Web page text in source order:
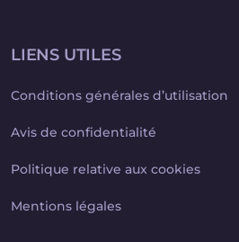
LIENS UTILES
Conditions générales d’utilisation
Avis de confidentialité
Politique relative aux cookies
Mentions légales